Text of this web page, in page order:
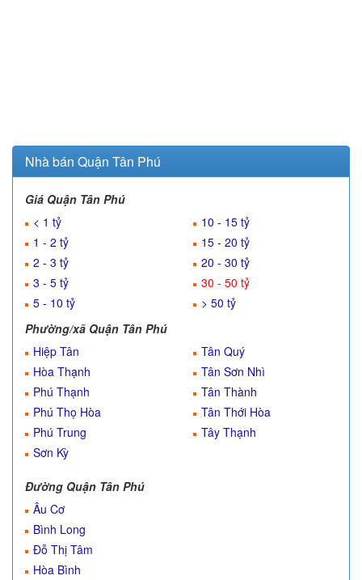
Nhà bán Quận Tân Phú
Giá Quận Tân Phú
< 1 tỷ
1 - 2 tỷ
2 - 3 tỷ
3 - 5 tỷ
5 - 10 tỷ
10 - 15 tỷ
15 - 20 tỷ
20 - 30 tỷ
30 - 50 tỷ
> 50 tỷ
Phường/xã Quận Tân Phú
Hiệp Tân
Hòa Thạnh
Phú Thạnh
Phú Thọ Hòa
Phú Trung
Sơn Kỳ
Tân Quý
Tân Sơn Nhì
Tân Thành
Tân Thới Hòa
Tây Thạnh
Đường Quận Tân Phú
Âu Cơ
Bình Long
Đỗ Thị Tâm
Hòa Bình